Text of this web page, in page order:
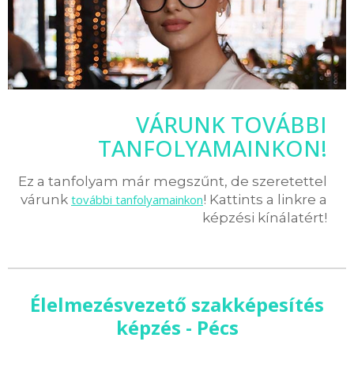
VÁRUNK TOVÁBBI
TANFOLYAMAINKON!
Ez a tanfolyam már megszűnt, de szeretettel
várunk további tanfolyamainkon! Kattints a linkre a
képzési kínálatért!
Élelmezésvezető szakképesítés
képzés - Pécs